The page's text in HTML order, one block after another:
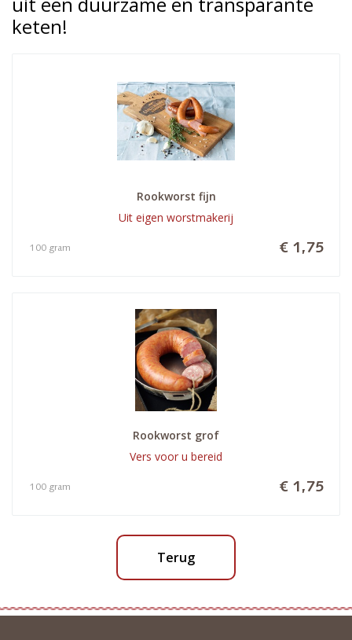
keten!
Rookworst fijn
Uit eigen worstmakerij
€ 1,75
100 gram
Rookworst grof
Vers voor u bereid
€ 1,75
100 gram
Terug